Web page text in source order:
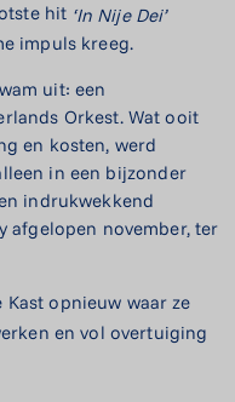
hit ‘In Nije Dei’
impuls kreeg.
uit: een
Orkest. Wat ooit
en kosten, werd
in een bijzonder
indrukwekkend
afgelopen november, ter
opnieuw waar ze
en vol overtuiging